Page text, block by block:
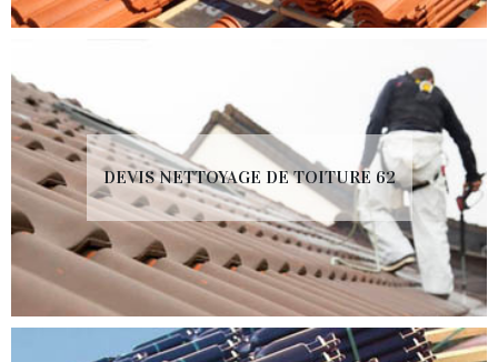
DEVIS NETTOYAGE DE TOITURE 62